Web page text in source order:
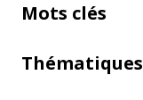
Mots clés
Thématiques